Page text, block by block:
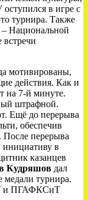
в игре с
турнира. Также
Национальной
встречи
мотивированы,
действия. Как и
на 7-й минуте.
штрафной.
Ещё до перерыва
обеспечив
После перерыва
в
казанцев
Кудряшов дал
медали турнира.
и ПГАФКСиТ